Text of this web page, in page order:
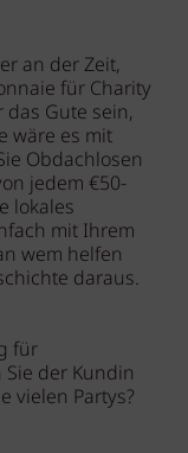
an der Zeit,
für Charity
Gute sein,
wäre es mit
Obdachlosen
jedem €50-
lokales
mit Ihrem
wem helfen
daraus.
für
der Kundin
vielen Partys?